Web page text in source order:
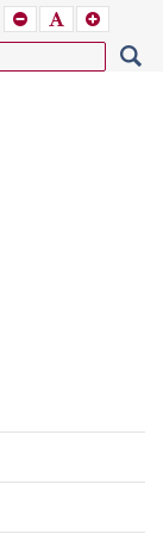
KISEBB
BETŰTÍPUS
BEÁLLÍTÁSA
BETŰMÉRET
BEÁLLÍTÁSA